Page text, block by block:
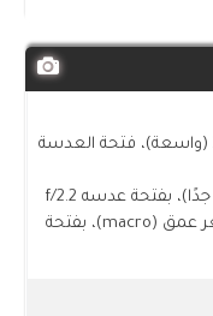
- 48 ميجا بكسل، 25mm (واسعة)، فتحة العدسة
- 2 ميجا بكسل، مستشعر عمق (macro)، بفتحة